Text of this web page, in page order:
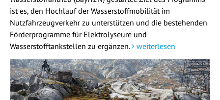
ist es, den Hochlauf der Wasserstoffmobilität im
Nutzfahrzeugverkehr zu unterstützen und die bestehenden
Förderprogramme für Elektrolyseure und
Wasserstofftankstellen zu ergänzen.
weiterlesen